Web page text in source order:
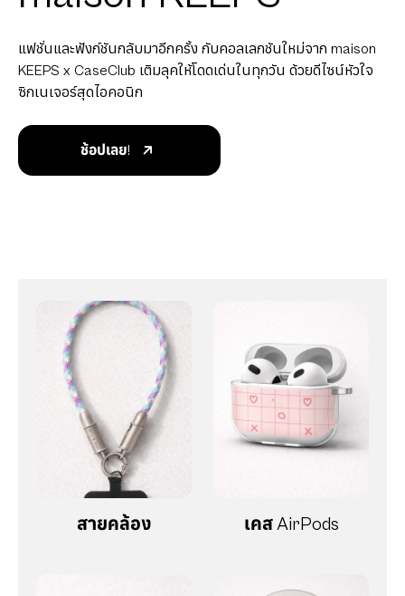
แฟชั่นและฟังก์ชันกลับมาอีกครั้ง กับคอลเลกชันใหม่จาก maison
KEEPS x CaseClub เติมลุคให้โดดเด่นในทุกวัน ด้วยดีไซน์หัวใจ
ซิกเนเจอร์สุดไอคอนิก
ช้อปเลย!
สายคล้อง เคส AirPods